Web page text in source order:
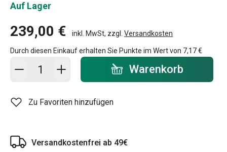
Auf Lager
239,00 € inkl. MwSt, zzgl. Versandkosten
Durch diesen Einkauf erhalten Sie Punkte im Wert von 7,17 €
In den Warenkorb - Menge Warenkorb
Zu Favoriten hinzufügen
Versandkostenfrei ab 49€